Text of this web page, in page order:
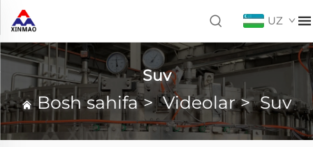
UZ
Suv
Bosh sahifa>Videolar>Suv